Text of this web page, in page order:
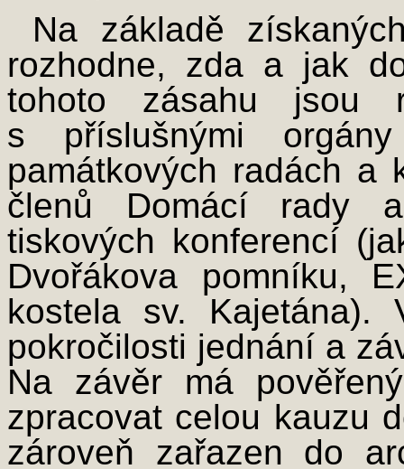
Na základě
rozhodne, zda a jak
tohoto zásahu jsou
s příslušnými
památkových radách a
členů Domácí rady
tiskových konferencí
Dvořákova pomníku,
kostela sv. Kajetána).
pokročilosti jednání a
Na závěr má
zpracovat celou kauzu
zároveň zařazen do